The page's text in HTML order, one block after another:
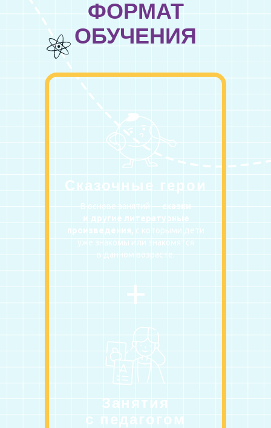
ФОРМАТ
ОБУЧЕНИЯ
+
Занятия
с педагогом
Сказочные герои
В основе занятий — сказки
и другие литературные
произведения, с которыми дети
уже знакомы или знакомятся
в данном возрасте.